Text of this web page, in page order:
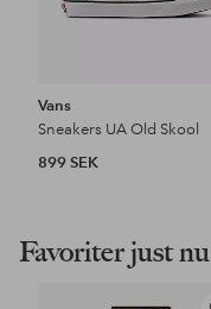
Vans
Sneakers UA Old Skool
899 SEK
Favoriter just nu